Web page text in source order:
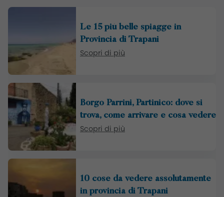
Le 15 più belle spiagge in
Provincia di Trapani
Scopri di più
Borgo Parrini, Partinico: dove si
trova, come arrivare e cosa vedere
Scopri di più
10 cose da vedere assolutamente
in provincia di Trapani